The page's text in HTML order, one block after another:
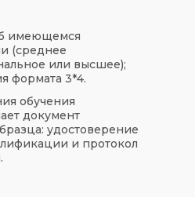
имеющемся
(среднее
или высшее);
формата 3*4.
обучения
документ
удостоверение
и протокол